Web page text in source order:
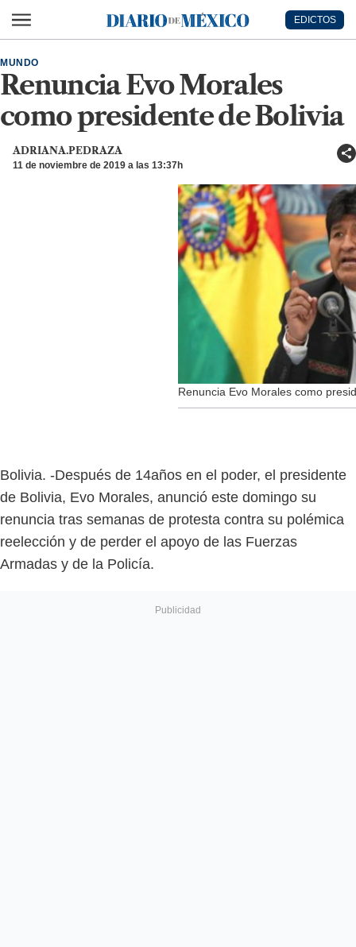
Diario de México
EDICTOS
Renuncia Evo Morales
como presidente de Bolivia
MUNDO
ADRIANA.PEDRAZA
11 de noviembre de 2019 a las 13:37h
Renuncia Evo Morales como
Bolivia. -Después de 14años en el poder, el presidente
de Bolivia, Evo Morales, anunció este domingo su
renuncia tras semanas de protesta contra su polémica
reelección y de perder el apoyo de las Fuerzas
Armadas y de la Policía.